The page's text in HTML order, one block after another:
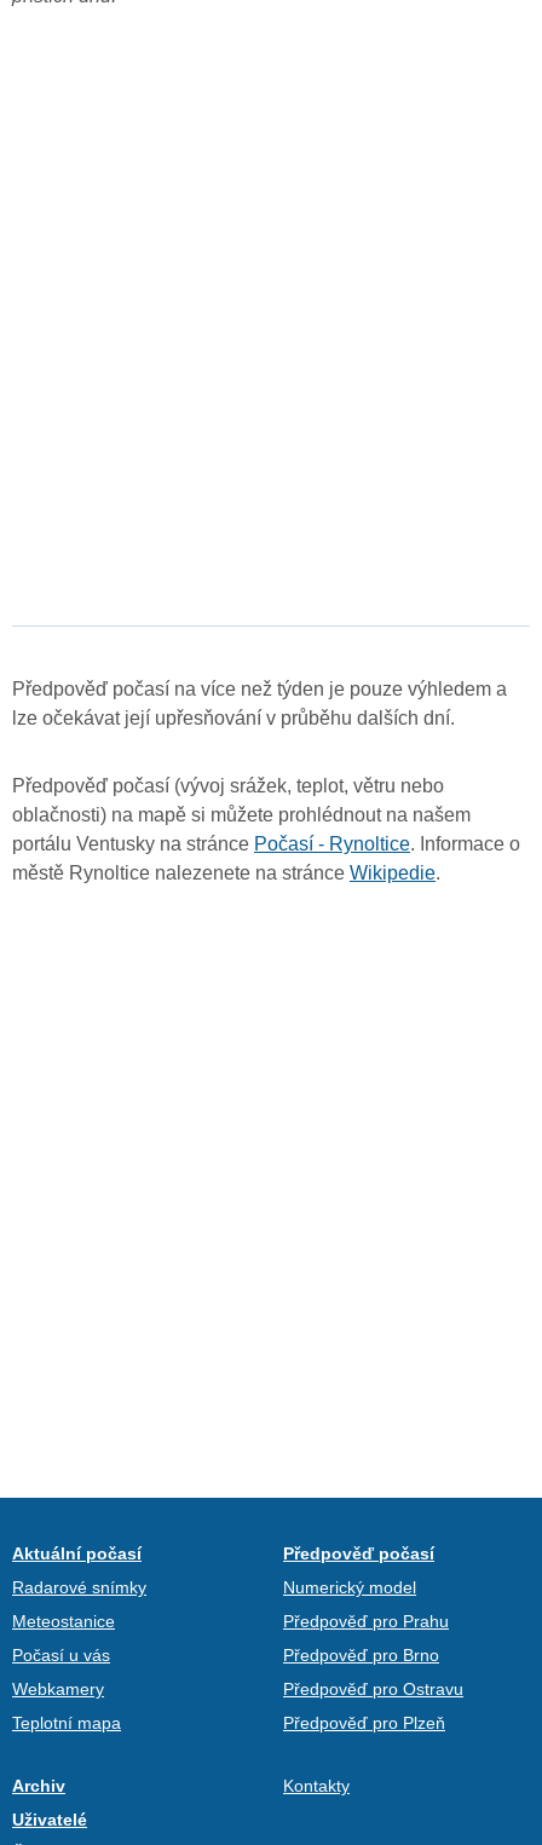
Předpověď počasí na více než týden je pouze výhledem a
lze očekávat její upřesňování v průběhu dalších dní.
Předpověď počasí (vývoj srážek, teplot, větru nebo
oblačnosti) na mapě si můžete prohlédnout na našem
portálu Ventusky na stránce Počasí - Rynoltice. Informace o
městě Rynoltice nalezenete na stránce Wikipedie.
Aktuální počasí
Radarové snímky
Meteostanice
Počasí u vás
Webkamery
Teplotní mapa
Předpověď počasí
Numerický model
Předpověď pro Prahu
Předpověď pro Brno
Předpověď pro Ostravu
Předpověď pro Plzeň
Archiv
Uživatelé
Kontakty